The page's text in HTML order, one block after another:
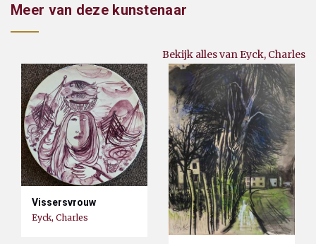
Meer van deze kunstenaar
Bekijk alles van Eyck, Charles
Vissersvrouw
Eyck, Charles